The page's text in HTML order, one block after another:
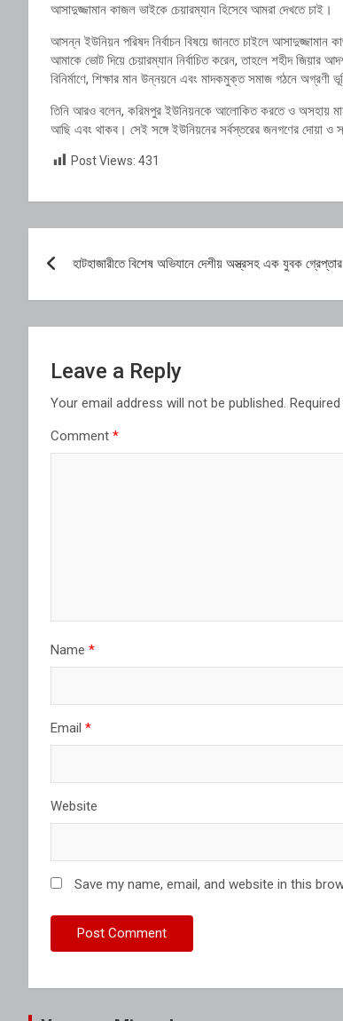
আসাদুজ্জামান কাজল ভাইকে চেয়ারম্যান হিসেবে আমরা দেখতে চাই।
আসন্ন ইউনিয়ন পরিষদ নির্বাচন বিষয়ে জানতে চাইলে আসাদুজ্জামান
আমাকে ভোট দিয়ে চেয়ারম্যান নির্বাচিত করেন, তাহলে শহীদ জিয়ার
বিনির্মাণে, শিক্ষার মান উন্নয়নে এবং মাদকমুক্ত সমাজ গঠনে অগ্রণী
তিনি আরও বলেন, করিমপুর ইউনিয়নকে আলোকিত করতে ও অসহায়
আছি এবং থাকব। সেই সঙ্গে ইউনিয়নের সর্বস্তরের জনগণের দোয়া ও
Post Views: 431
navigation
হাটহাজারীতে বিশেষ অভিযানে দেশীয় অস্ত্রসহ এক যুবক গ্রেপ্তার
Leave a Reply
Your email address will not be published.
Comment *
Name *
Email *
Website
Save my name, email, and website in this